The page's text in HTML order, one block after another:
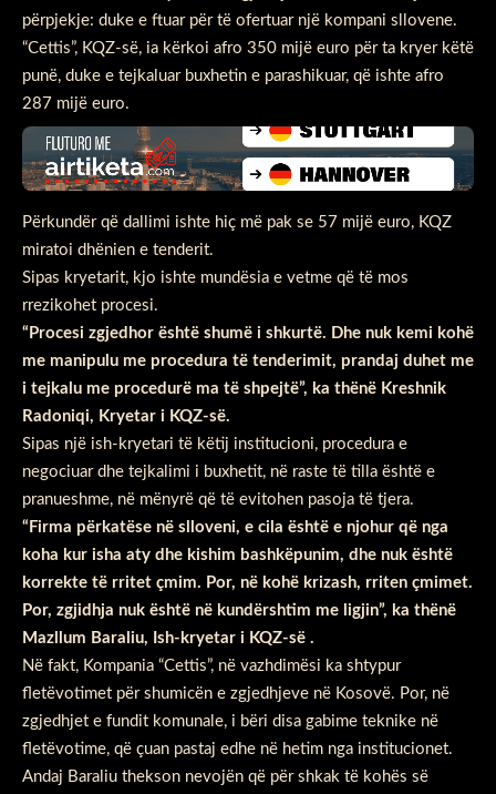
përpjekje: duke e ftuar për të ofertuar një kompani sllovene.
“Cettis”, KQZ-së, ia kërkoi afro 350 mijë euro për ta kryer këtë
punë, duke e tejkaluar buxhetin e parashikuar, që ishte afro
287 mijë euro.
Përkundër që dallimi ishte hiç më pak se 57 mijë euro, KQZ
miratoi dhënien e tenderit.
Sipas kryetarit, kjo ishte mundësia e vetme që të mos
rrezikohet procesi.
“Procesi zgjedhor është shumë i shkurtë. Dhe nuk kemi kohë
me manipulu me procedura të tenderimit, prandaj duhet me
i tejkalu me procedurë ma të shpejtë”, ka thënë Kreshnik
Radoniqi, Kryetar i KQZ-së.
Sipas një ish-kryetari të këtij institucioni, procedura e
negociuar dhe tejkalimi i buxhetit, në raste të tilla është e
pranueshme, në mënyrë që të evitohen pasoja të tjera.
“Firma përkatëse në slloveni, e cila është e njohur që nga
koha kur isha aty dhe kishim bashkëpunim, dhe nuk është
korrekte të rritet çmim. Por, në kohë krizash, rriten çmimet.
Por, zgjidhja nuk është në kundërshtim me ligjin”, ka thënë
Mazllum Baraliu, Ish-kryetar i KQZ-së .
Në fakt, Kompania “Cettis”, në vazhdimësi ka shtypur
fletëvotimet për shumicën e zgjedhjeve në Kosovë. Por, në
zgjedhjet e fundit komunale, i bëri disa gabime teknike në
fletëvotime, që çuan pastaj edhe në hetim nga institucionet.
Andaj Baraliu thekson nevojën që për shkak të kohës së